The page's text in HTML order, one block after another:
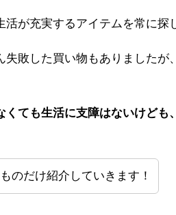
が充実するアイテムを常に探
敗した買い物もありましたが
くても生活に支障はないけども
のだけ紹介していきます！